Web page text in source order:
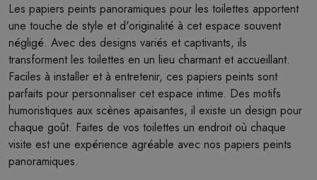
Les papiers peints panoramiques pour les toilettes apportent
une touche de style et d'originalité à cet espace souvent
négligé. Avec des designs variés et captivants, ils
transforment les toilettes en un lieu charmant et accueillant.
Faciles à installer et à entretenir, ces papiers peints sont
parfaits pour personnaliser cet espace intime. Des motifs
humoristiques aux scènes apaisantes, il existe un design pour
chaque goût. Faites de vos toilettes un endroit où chaque
visite est une expérience agréable avec nos papiers peints
panoramiques.